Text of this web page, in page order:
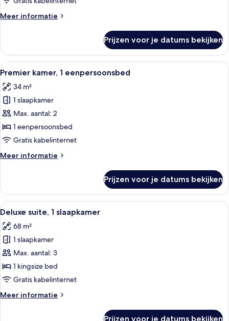
laden
Meer informatie
Meer
kamer,
kingsize
Prijzen voor je datums bekijken
Alle
foto's
voor
Premier
kamer,
1
eenpersoonsbed
Een hotelkamer met een bed,
9
Premier kamer, 1 eenpersoonsbed
34 m²
1 slaapkamer
Max. aantal: 2
1 eenpersoonsbed
Gratis kabelinternet
Meer informatie
Meer
kamer,
eenpersoonsbed
Prijzen voor je datums bekijken
Alle
foto's
voor
Deluxe
suite,
1
slaapkamer
Een keuken met houten kastjes,
9
Deluxe suite, 1 slaapkamer
68 m²
1 slaapkamer
Max. aantal: 3
1 kingsize bed
Gratis kabelinternet
Meer informatie
Meer
Prijzen voor je datums bekijken